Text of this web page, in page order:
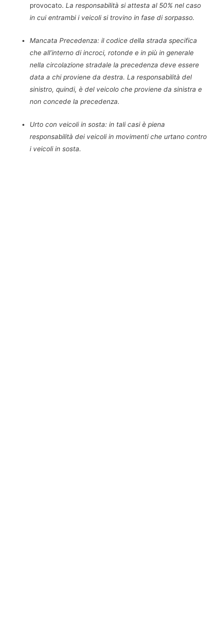
provocato. La responsabilità si attesta al 50% nel caso
in cui entrambi i veicoli si trovino in fase di sorpasso.
Mancata Precedenza: il codice della strada specifica
che all’interno di incroci, rotonde e in più in generale
nella circolazione stradale la precedenza deve essere
data a chi proviene da destra. La responsabilità del
sinistro, quindi, è del veicolo che proviene da sinistra e
non concede la precedenza.
Urto con veicoli in sosta: in tali casi è piena
responsabilità dei veicoli in movimenti che urtano contro
i veicoli in sosta.